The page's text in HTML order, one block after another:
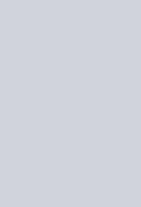
Selain Kopi
Anda Merayakan atau